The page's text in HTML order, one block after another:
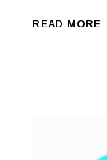
READ MORE